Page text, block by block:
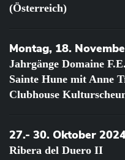
(Österreich)
Montag, 18.
Jahrgänge Domaine
Sainte Hune mit Anne
Clubhouse
27.- 30. Oktober
Ribera del Duero II